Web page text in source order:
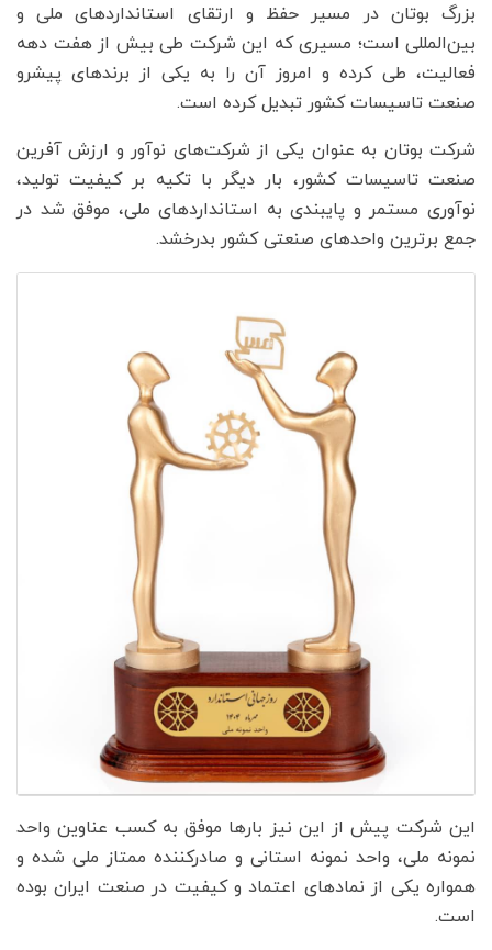
بزرگ بوتان در مسیر حفظ و ارتقای استانداردهای ملی و
بین‌المللی است؛ مسیری که این شرکت طی بیش از هفت دهه
فعالیت، طی کرده و امروز آن را به یکی از برندهای پیشرو
صنعت تاسیسات کشور تبدیل کرده است.
شرکت بوتان به عنوان یکی از شرکت‌های نوآور و ارزش آفرین
صنعت تاسیسات کشور، بار دیگر با تکیه بر کیفیت تولید،
نوآوری مستمر و پایبندی به استانداردهای ملی، موفق شد در
جمع برترین واحدهای صنعتی کشور بدرخشد.
این شرکت پیش از این نیز بارها موفق به کسب عناوین واحد
نمونه ملی، واحد نمونه استانی و صادرکننده ممتاز ملی شده و
همواره یکی از نمادهای اعتماد و کیفیت در صنعت ایران بوده
است.